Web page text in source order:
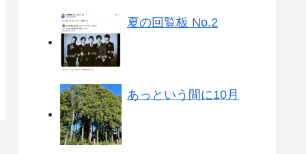
夏の回覧板 No.2
あっという間に10月